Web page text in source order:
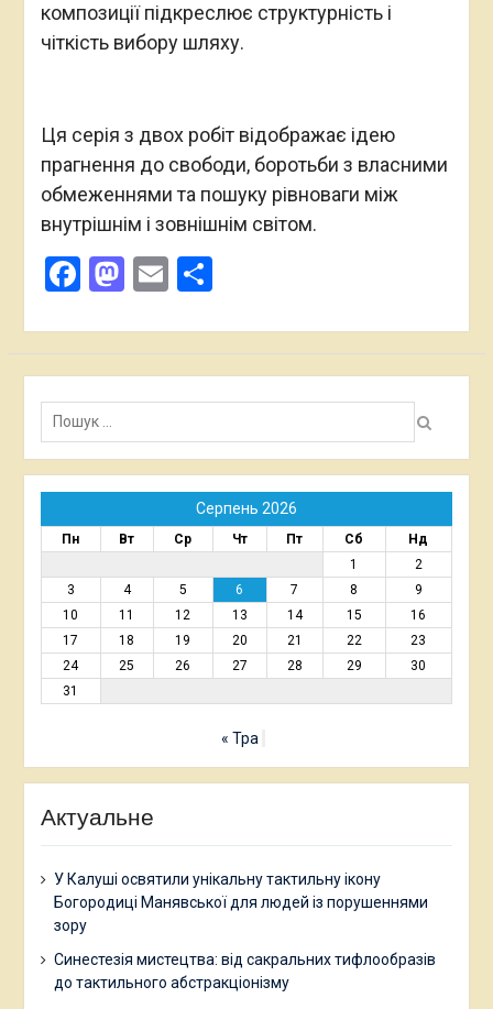
композиції підкреслює структурність і
чіткість вибору шляху.
Ця серія з двох робіт відображає ідею
прагнення до свободи, боротьби з власними
обмеженнями та пошуку рівноваги між
внутрішнім і зовнішнім світом.
Facebook
Mastodon
EmailПоділитися
Пошук:
Серпень 2026
Пн Вт Ср Чт Пт Сб
Нд
1
2
3
4 5 6 7 8
9
10
11 12 13 14 15
16
17
18 19 20 21 22
23
24
25 26 27 28 29
30
31
« Тра
Актуальне
У Калуші освятили унікальну тактильну ікону
Богородиці Манявської для людей із порушеннями
зору
Синестезія мистецтва: від сакральних тифлообразів
до тактильного абстракціонізму